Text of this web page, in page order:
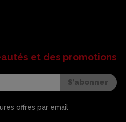
et des promotions
offres par email